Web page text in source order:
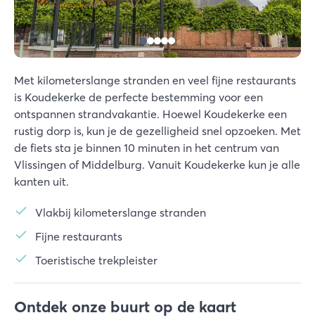
Met kilometerslange stranden en veel fijne restaurants
is Koudekerke de perfecte bestemming voor een
ontspannen strandvakantie. Hoewel Koudekerke een
rustig dorp is, kun je de gezelligheid snel opzoeken. Met
de fiets sta je binnen 10 minuten in het centrum van
Vlissingen of Middelburg. Vanuit Koudekerke kun je alle
kanten uit.
Vlakbij kilometerslange stranden
Fijne restaurants
Toeristische trekpleister
Ontdek onze buurt op de kaart